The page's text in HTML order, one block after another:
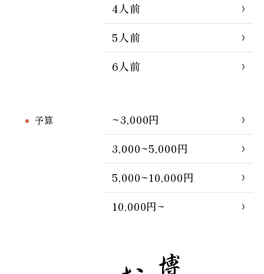
4人前
5人前
6人前
予算
~3,000円
3,000~5,000円
5,000~10,000円
10,000円~